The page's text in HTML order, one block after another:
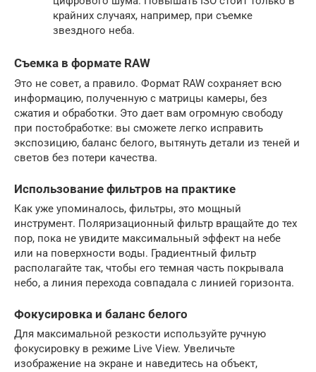
крайних случаях, например, при съемке
звездного неба.
Съемка в формате RAW
Это не совет, а правило. Формат RAW сохраняет всю
информацию, полученную с матрицы камеры, без
сжатия и обработки. Это дает вам огромную свободу
при постобработке: вы сможете легко исправить
экспозицию, баланс белого, вытянуть детали из теней и
светов без потери качества.
Использование фильтров на практике
Как уже упоминалось, фильтры, это мощный
инструмент. Поляризационный фильтр вращайте до тех
пор, пока не увидите максимальный эффект на небе
или на поверхности воды. Градиентный фильтр
располагайте так, чтобы его темная часть покрывала
небо, а линия перехода совпадала с линией горизонта.
Фокусировка и баланс белого
Для максимальной резкости используйте ручную
фокусировку в режиме Live View. Увеличьте
изображение на экране и наведитесь на объект,